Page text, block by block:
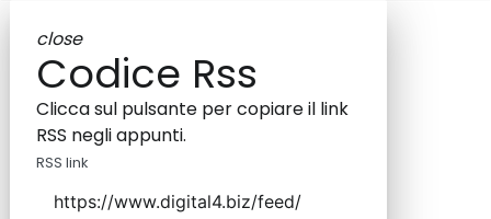
close
Codice Rss
Clicca sul pulsante per copiare il link
RSS negli appunti.
RSS link